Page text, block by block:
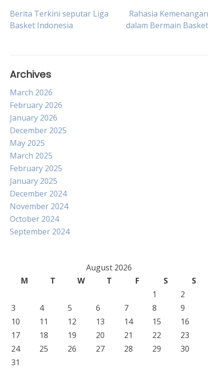
Post
Berita Terkini seputar Liga
Basket Indonesia
Rahasia Kemenangan
dalam Bermain Basket
Archives
March 2026
February 2026
January 2026
December 2025
May 2025
March 2025
February 2025
January 2025
December 2024
November 2024
October 2024
September 2024
August 2026
M
T W T F S
S
1
2
3
4 5 6 7 8
9
10
11 12 13 14 15
16
17
18 19 20 21 22
23
24
25 26 27 28 29
30
31